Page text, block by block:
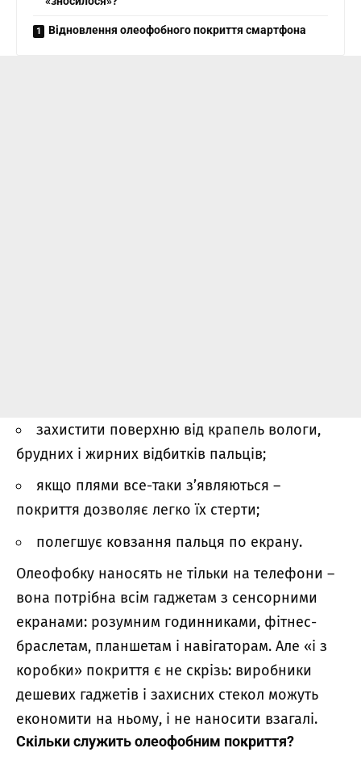
Відновлення олеофобного покриття смартфона
захистити поверхню від крапель вологи,
брудних і жирних відбитків пальців;
якщо плями все-таки з’являються –
покриття дозволяє легко їх стерти;
полегшує ковзання пальця по екрану.
Олеофобку наносять не тільки на телефони –
вона потрібна всім гаджетам з сенсорними
екранами: розумним годинниками, фітнес-
браслетам, планшетам і навігаторам. Але «і з
коробки» покриття є не скрізь: виробники
дешевих гаджетів і захисних стекол можуть
економити на ньому, і не наносити взагалі.
Скільки служить олеофобним покриття?